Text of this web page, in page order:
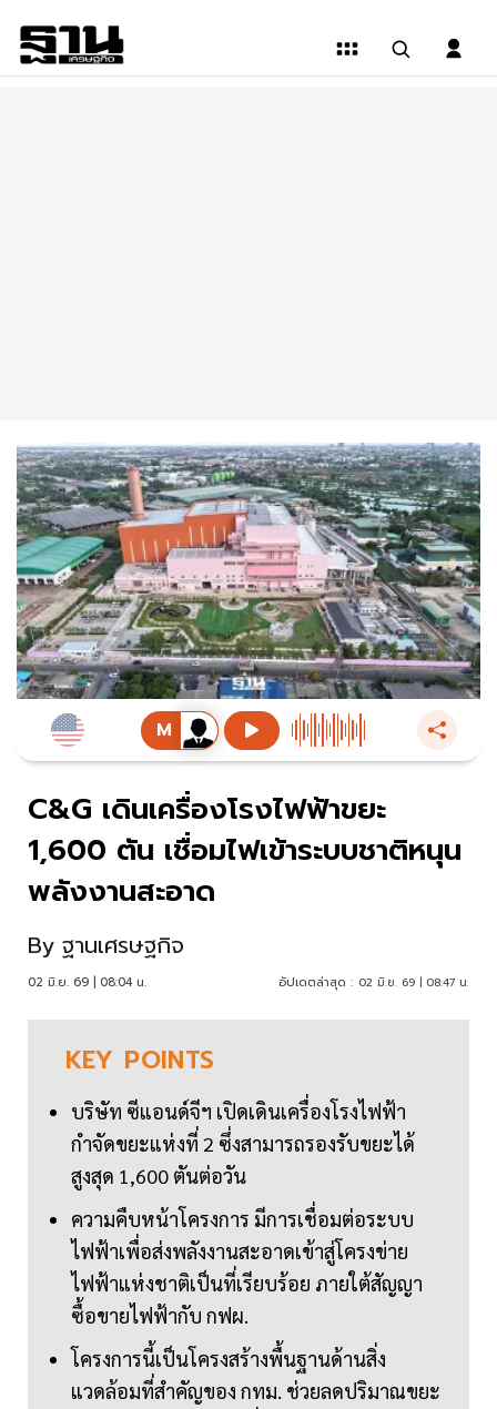
C&G เดินเครื่องโรงไฟฟ้าขยะ
1,600 ตัน เชื่อมไฟเข้าระบบชาติหนุน
พลังงานสะอาด
By ฐานเศรษฐกิจ
02 มิ.ย. 69 | 08:04 น. อัปเดตล่าสุด : 02 มิ.ย. 69 | 08:47 น.
KEY POINTS
บริษัท ซีแอนด์จีฯ เปิดเดินเครื่องโรงไฟฟ้า
กำจัดขยะแห่งที่ 2 ซึ่งสามารถรองรับขยะได้
สูงสุด 1,600 ตันต่อวัน
ความคืบหน้าโครงการ มีการเชื่อมต่อระบบ
ไฟฟ้าเพื่อส่งพลังงานสะอาดเข้าสู่โครงข่าย
ไฟฟ้าแห่งชาติเป็นที่เรียบร้อย ภายใต้สัญญา
ซื้อขายไฟฟ้ากับ กฟผ.
โครงการนี้เป็นโครงสร้างพื้นฐานด้านสิ่ง
แวดล้อมที่สำคัญของ กทม. ช่วยลดปริมาณขยะ